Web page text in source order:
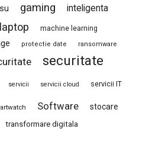
gaming
inteligenta
laptop machine learning
protectie date ransomware
securitate
servicii servicii cloud servicii IT
Software stocare
transformare digitala